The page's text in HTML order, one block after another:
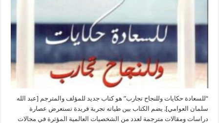
“للسعادة حكايات وللنجاح تجارب” هو كتاب جديد للمؤلف والمترجم [عبد الله
سلمان العوامي]. يضم الكتاب بين طياته تجربة فريدة تستعرض عصارة
دراسات ومقالات مترجمة لعدد من الشخصيات العالمية المؤثرة في مجالات